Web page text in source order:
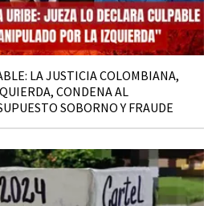
LA JUSTICIA COLOMBIANA,
CONDENA AL
SOBORNO Y FRAUDE